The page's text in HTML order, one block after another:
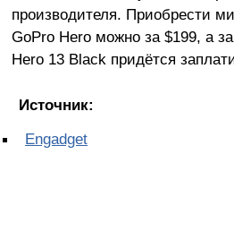
производителя. Приобрести
GoPro Hero можно за $199, а
Hero 13 Black придётся
Источник:
Engadget